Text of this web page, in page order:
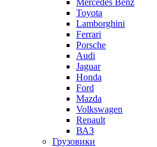
Toyota
Lamborghini
Ferrari
Porsche
Audi
Jaguar
Honda
Ford
Mazda
Volkswagen
Renault
ВАЗ
Грузовики